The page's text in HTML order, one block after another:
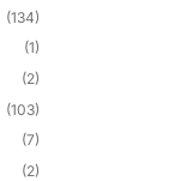
(134)
(1)
(2)
(103)
(7)
(2)